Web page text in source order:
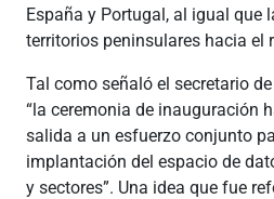
España y Portugal, al igual que
territorios peninsulares hacia el
Tal como señaló el secretario
“la ceremonia de inauguración
salida a un esfuerzo conjunto
implantación del espacio de
y sectores”. Una idea que fue